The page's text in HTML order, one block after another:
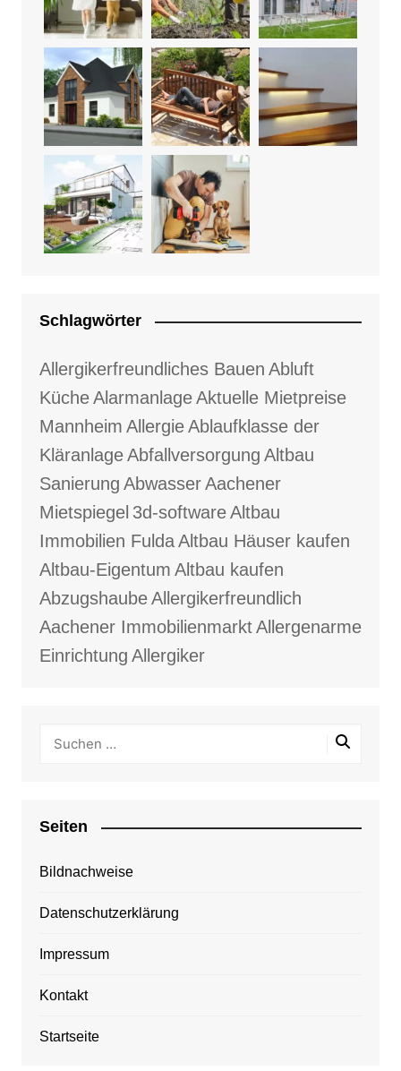
Schlagwörter
Allergikerfreundliches Bauen Abluft
KücheAlarmanlageAktuelle Mietpreise
Mannheim AllergieAblaufklasse der
KläranlageAbfallversorgung Altbau
Sanierung AbwasserAachener
Mietspiegel 3d-softwareAltbau
Immobilien FuldaAltbau Häuser kaufen
Altbau-Eigentum Altbau kaufen
AbzugshaubeAllergikerfreundlich
Aachener ImmobilienmarktAllergenarme
Einrichtung Allergiker
Seiten
Bildnachweise
Datenschutzerklärung
Impressum
Kontakt
Startseite